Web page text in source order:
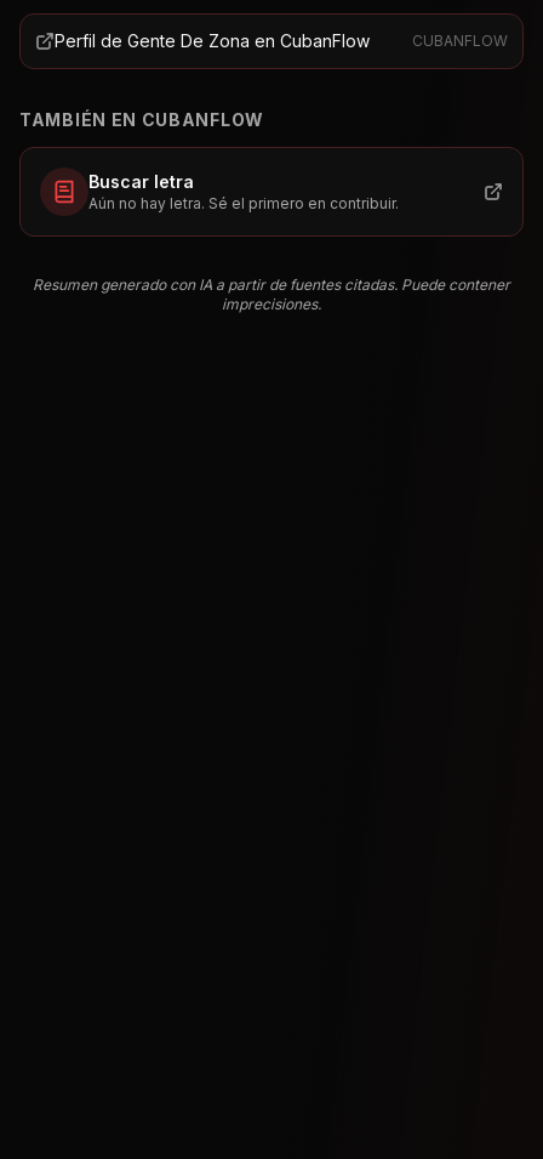
Perfil de Gente De Zona en CubanFlow CUBANFLOW
TAMBIÉN EN CUBANFLOW
Buscar letra
Aún no hay letra. Sé el primero en contribuir.
Resumen generado con IA a partir de fuentes citadas. Puede contener
imprecisiones.